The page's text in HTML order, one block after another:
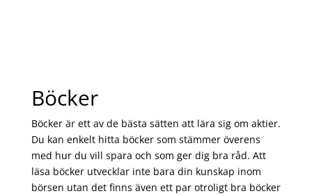
Böcker
Böcker är ett av de bästa sätten att lära sig om aktier.
Du kan enkelt hitta böcker som stämmer överens
med hur du vill spara och som ger dig bra råd. Att
läsa böcker utvecklar inte bara din kunskap inom
börsen utan det finns även ett par otroligt bra böcker